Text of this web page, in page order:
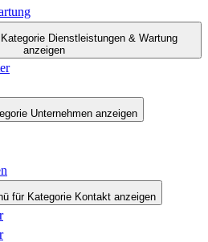
Dienstleistungen & Wartung
anzeigen
Unternehmen anzeigen
für Kategorie Kontakt anzeigen